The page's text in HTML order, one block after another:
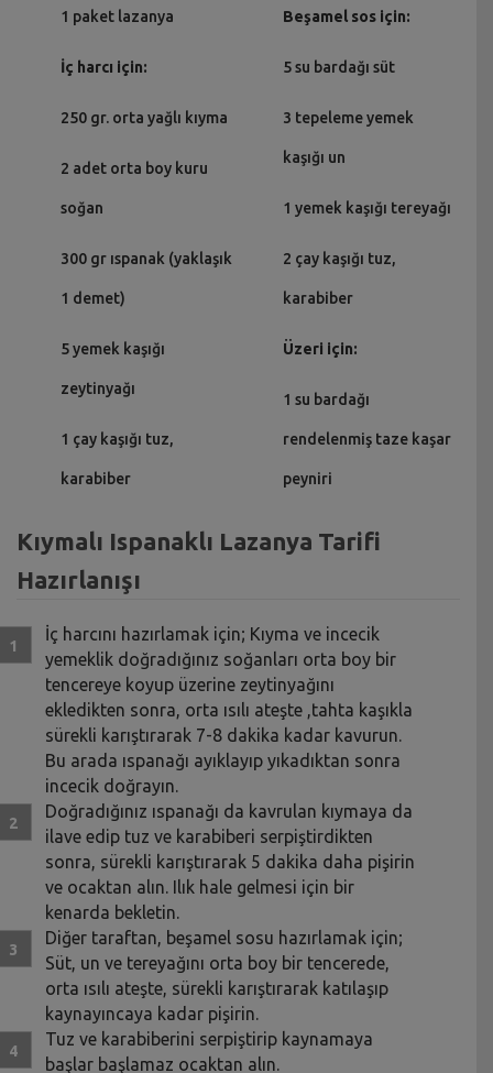
1 paket lazanya
İç harcı için:
250 gr. orta yağlı kıyma
2 adet orta boy kuru
soğan
300 gr ıspanak (yaklaşık
1 demet)
5 yemek kaşığı
zeytinyağı
1 çay kaşığı tuz,
karabiber
Beşamel sos için:
5 su bardağı süt
3 tepeleme yemek
kaşığı un
1 yemek kaşığı tereyağı
2 çay kaşığı tuz,
karabiber
Üzeri için:
1 su bardağı
rendelenmiş taze kaşar
peyniri
Kıymalı Ispanaklı Lazanya Tarifi
Hazırlanışı
İç harcını hazırlamak için; Kıyma ve incecik
yemeklik doğradığınız soğanları orta boy bir
tencereye koyup üzerine zeytinyağını
ekledikten sonra, orta ısılı ateşte ,tahta kaşıkla
sürekli karıştırarak 7-8 dakika kadar kavurun.
Bu arada ıspanağı ayıklayıp yıkadıktan sonra
incecik doğrayın.
Doğradığınız ıspanağı da kavrulan kıymaya da
ilave edip tuz ve karabiberi serpiştirdikten
sonra, sürekli karıştırarak 5 dakika daha pişirin
ve ocaktan alın. Ilık hale gelmesi için bir
kenarda bekletin.
Diğer taraftan, beşamel sosu hazırlamak için;
Süt, un ve tereyağını orta boy bir tencerede,
orta ısılı ateşte, sürekli karıştırarak katılaşıp
kaynayıncaya kadar pişirin.
Tuz ve karabiberini serpiştirip kaynamaya
başlar başlamaz ocaktan alın.